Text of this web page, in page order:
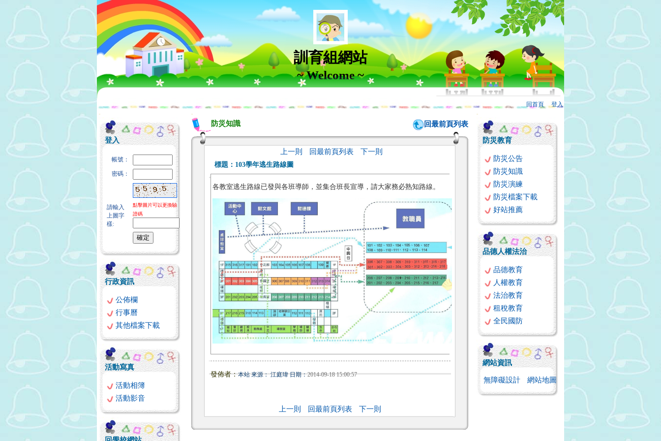
訓育組網站
~ Welcome ~
回首頁 、登入
:::
登入
帳號：
密碼：
請輸入
上圖字
樣:
點擊圖片可以更換驗
證碼
行政資訊
公佈欄
行事曆
其他檔案下載
活動寫真
活動相簿
活動影音
:::
防災知識 回最前頁列表
上一則 回最前頁列表 下一則
標題： 103學年逃生路線圖
各教室逃生路線已發與各班導師，並集合班長宣導，請大家務必熟知路線。
發佈者：本站 來源： 江庭瑋 日期：2014-09-18 15:00:57
上一則 回最前頁列表 下一則
:::
防災教育
防災公告
防災知識
防災演練
防災檔案下載
好站推薦
品德人權法治
品德教育
人權教育
法治教育
租稅教育
全民國防
網站資訊
無障礙設計 網站地圖